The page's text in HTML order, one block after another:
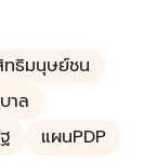
ทธิมนุษย์ชน
าล
แผนPDP